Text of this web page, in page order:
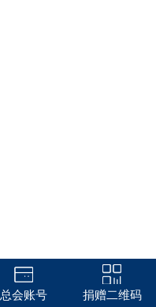
总会账号 捐赠二维码